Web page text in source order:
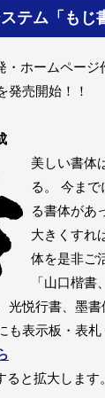
テム「もじ
・ホームペー
発売開始！！
美しい書体
る。 今ま
る書体があ
大きくすれ
体を是非ご
「山口楷書
光悦行書、墨書
も表示板・表札
と拡大します。